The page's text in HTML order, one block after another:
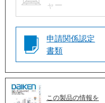
ャー
申請関係認定
書類
この製品の情報を